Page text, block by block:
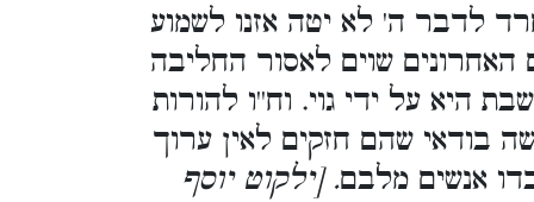
לדבר ה' לא יטה אזנו לשמוע
שוים לאסור החליבה
היא על ידי גוי. וח''ו להורות
בודאי שהם חזקים לאין ערוך
אנשים מלבם. [ילקוט יוסף